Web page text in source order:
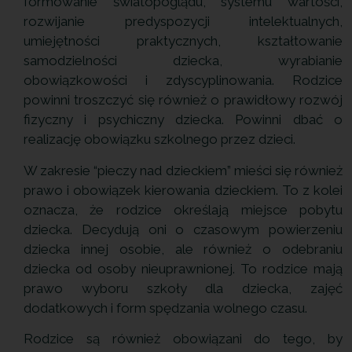
rozwijanie predyspozycji intelektualnych,
umiejętności praktycznych, kształtowanie
samodzielności dziecka, wyrabianie
obowiązkowości i zdyscyplinowania. Rodzice
powinni troszczyć się również o prawidłowy rozwój
fizyczny i psychiczny dziecka. Powinni dbać o
realizację obowiązku szkolnego przez dzieci.
W zakresie “pieczy nad dzieckiem” mieści się również
prawo i obowiązek kierowania dzieckiem. To z kolei
oznacza, że rodzice określają miejsce pobytu
dziecka. Decydują oni o czasowym powierzeniu
dziecka innej osobie, ale również o odebraniu
dziecka od osoby nieuprawnionej. To rodzice mają
prawo wyboru szkoły dla dziecka, zajęć
dodatkowych i form spędzania wolnego czasu.
Rodzice są również obowiązani do tego, by